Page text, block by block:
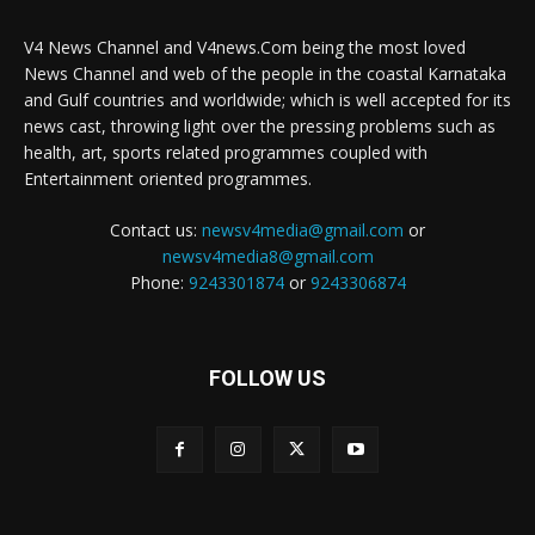
V4 News Channel and V4news.Com being the most loved
News Channel and web of the people in the coastal Karnataka
and Gulf countries and worldwide; which is well accepted for its
news cast, throwing light over the pressing problems such as
health, art, sports related programmes coupled with
Entertainment oriented programmes.
Contact us: newsv4media@gmail.com or
newsv4media8@gmail.com
Phone: 9243301874or 9243306874
FOLLOW US